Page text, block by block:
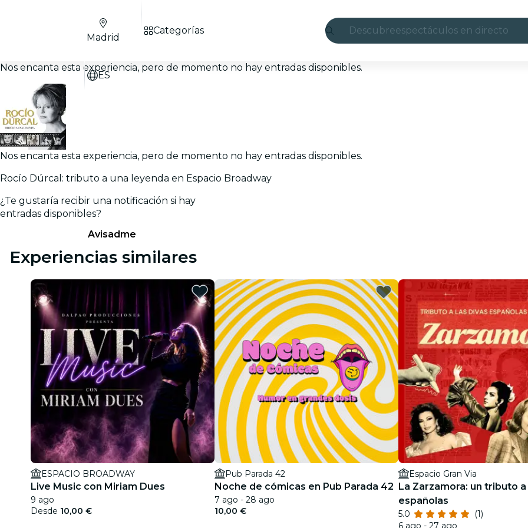
Descubreespectáculos en directo
restaurantes
cine
Madrid
ES
Categorías
Nos encanta esta experiencia, pero de momento no hay entradas disponibles.
Nos encanta esta experiencia, pero de momento no hay entradas disponibles.
Rocío Dúrcal: tributo a una leyenda en Espacio Broadway
¿Te gustaría recibir una notificación si hay
entradas disponibles?
Avisadme
Experiencias similares
ESPACIO BROADWAY
Live Music con Miriam Dues
9 ago
Desde 10,00 €
Pub Parada 42
Noche de cómicas en Pub Parada 42
7 ago - 28 ago
10,00 €
Espacio Gran Via
La Zarzamora: un tributo a
españolas
5.0
(1)
6 ago - 27 ago